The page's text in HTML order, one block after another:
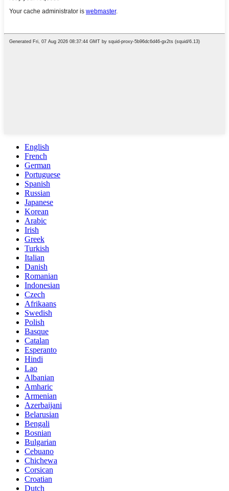
English
French
German
Portuguese
Spanish
Russian
Japanese
Korean
Arabic
Irish
Greek
Turkish
Italian
Danish
Romanian
Indonesian
Czech
Afrikaans
Swedish
Polish
Basque
Catalan
Esperanto
Hindi
Lao
Albanian
Amharic
Armenian
Azerbaijani
Belarusian
Bengali
Bosnian
Bulgarian
Cebuano
Chichewa
Corsican
Croatian
Dutch